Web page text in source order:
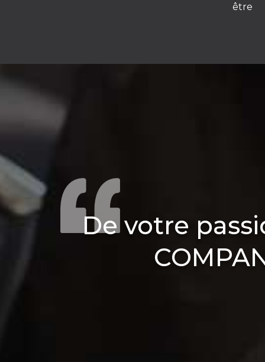
être
De votre